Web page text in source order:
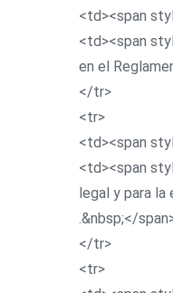
<td><span
<td><span
en el
</tr>
<tr>
<td><span
<td><span
legal y para la
.&nbsp;</
</tr>
<tr>